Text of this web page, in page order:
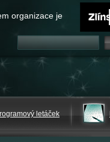
organizace je
letáček